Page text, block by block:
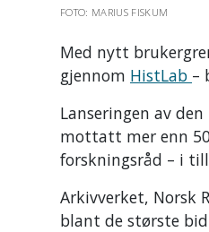
FOTO: MARIUS FISKUM
Med nytt
gjennom HistLab –
Lanseringen av
mottatt mer enn
forskningsråd – i
Arkivverket, Norsk
blant de største